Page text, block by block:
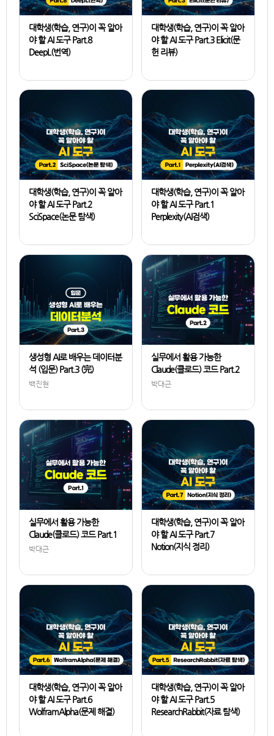
대학생(학습, 연구)이 꼭 알아
야 할 AI 도구 Part.8
DeepL(번역)
대학생(학습, 연구)이 꼭 알아
야 할 AI 도구 Part.3 Elicit(문
헌 리뷰)
대학생(학습, 연구)이 꼭 알아
야 할 AI 도구 Part.2
SciSpace(논문 탐색)
대학생(학습, 연구)이 꼭 알아
야 할 AI 도구 Part.1
Perplexity(AI검색)
생성형 AI로 배우는 데이터분
석 (입문) Part.3 (完)
백진현
실무에서 활용 가능한
Claude(클로드) 코드 Part.2
박대근
실무에서 활용 가능한
Claude(클로드) 코드 Part.1
박대근
대학생(학습, 연구)이 꼭 알아
야 할 AI 도구 Part.7
Notion(지식 정리)
대학생(학습, 연구)이 꼭 알아
야 할 AI 도구 Part.6
WolframAlpha(문제 해결)
대학생(학습, 연구)이 꼭 알아
야 할 AI 도구 Part.5
ResearchRabbit(자료 탐색)